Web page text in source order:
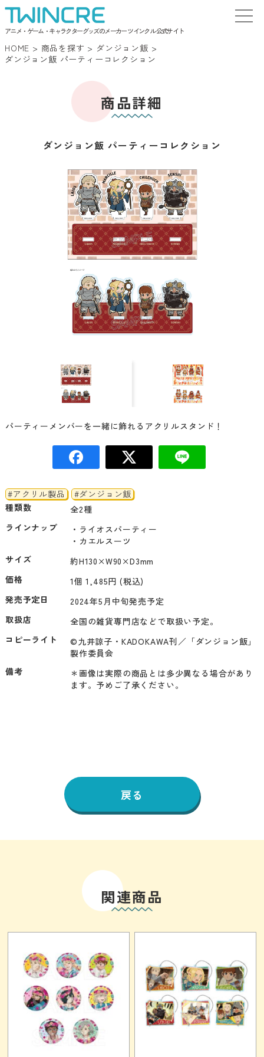
アニメ・ゲーム・キャラクターグッズのメーカー ツインクル 公式サイト
HOME > 商品を探す > ダンジョン飯 >
ダンジョン飯 パーティーコレクション
商品詳細
ダンジョン飯 パーティーコレクション
パーティーメンバーを一緒に飾れるアクリルスタンド！
#アクリル製品
#ダンジョン飯
種類数
全2種
ラインナップ
・ライオスパーティー
・カエルスーツ
サイズ
約H130×W90×D3mm
価格
1個 1,485円 (税込)
発売予定日
2024年5月中旬発売予定
取扱店
全国の雑貨専門店などで取扱い予定。
コピーライト
©九井諒子・KADOKAWA刊／「ダンジョン飯」
製作委員会
備考
＊画像は実際の商品とは多少異なる場合があり
ます。予めご了承ください。
戻る
関連商品